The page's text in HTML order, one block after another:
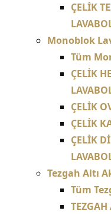
ÇELİK
Monoblok
Tüm
ÇELİK
ÇELİK
ÇELİK
ÇELİK
Tezgah Altı
Tüm